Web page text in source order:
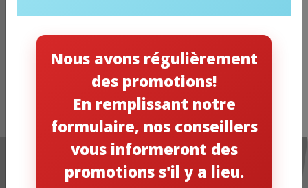
Nous avons régulièrement
des promotions!
En remplissant notre
formulaire, nos conseillers
vous informeront des
promotions s'il y a lieu.